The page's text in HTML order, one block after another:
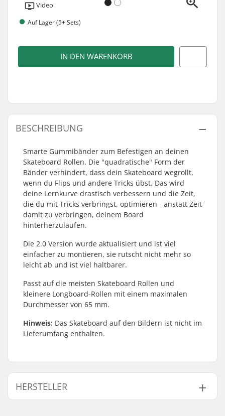
Video
Auf Lager (5+ Sets)
IN DEN WARENKORB
BESCHREIBUNG
Smarte Gummibänder zum Befestigen an deinen
Skateboard Rollen. Die "quadratische" Form der
Bänder verhindert, dass dein Skateboard wegrollt,
wenn du Flips und andere Tricks übst. Das wird
deine Lernkurve drastisch verbessern und die Zeit,
die du mit Tricks verbringst, optimieren - anstatt Zeit
damit zu verbringen, deinem Board
hinterherzulaufen.
Die 2.0 Version wurde aktualisiert und ist viel
einfacher zu montieren, sie rutscht nicht mehr so
leicht ab und ist viel haltbarer.
Passt auf die meisten Skateboard Rollen und
kleinere Longboard-Rollen mit einem maximalen
Durchmesser von 65 mm.
Hinweis: Das Skateboard auf den Bildern ist nicht im
Lieferumfang enthalten.
HERSTELLER